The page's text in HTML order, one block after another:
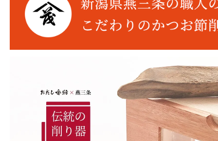
特定商取引法に基づく表記
プライバシーポリシー
営業時間 10時-18時/水・日曜定休